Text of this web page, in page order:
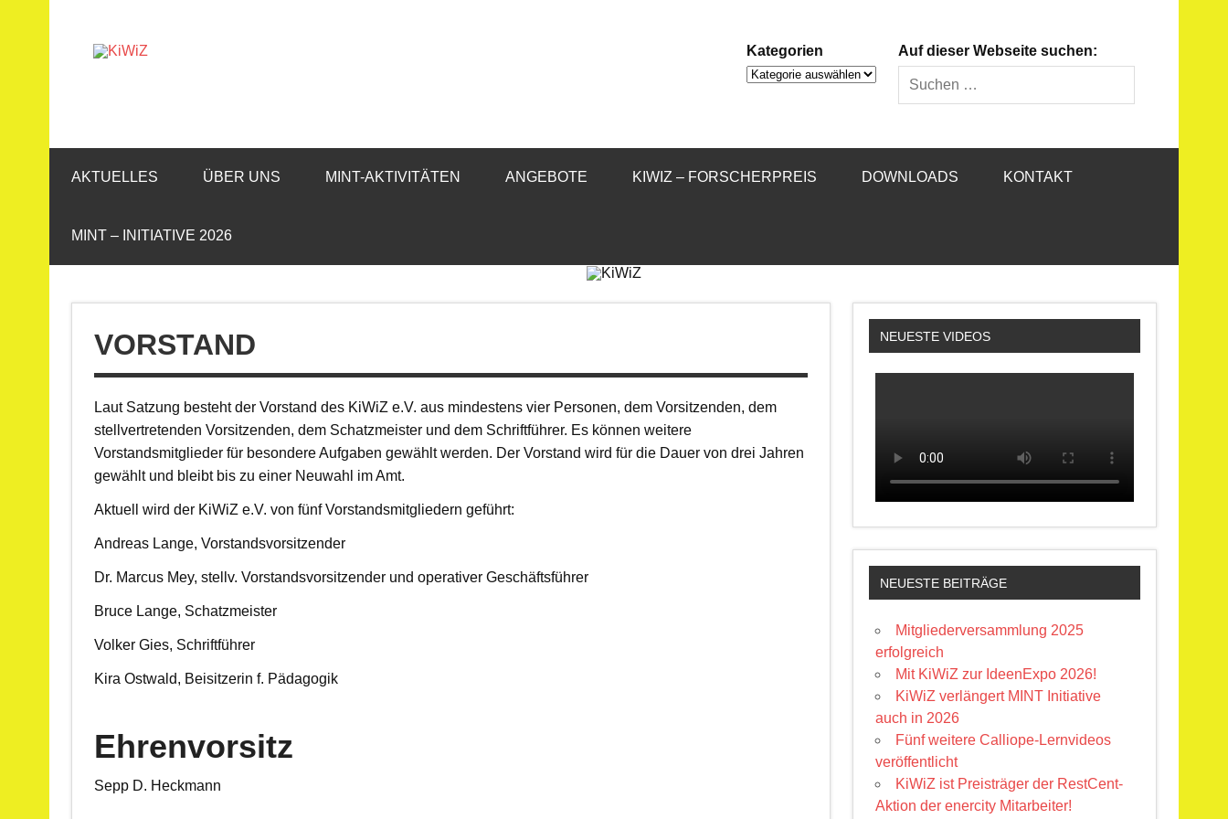
Kategorien
Kategorien
Auf dieser Webseite suchen:
AKTUELLES ÜBER UNS MINT-AKTIVITÄTEN ANGEBOTE KIWIZ – FORSCHERPREIS DOWNLOADS KONTAKT
MINT – INITIATIVE 2026
VORSTAND
Laut Satzung besteht der Vorstand des KiWiZ e.V. aus mindestens vier Personen, dem Vorsitzenden, dem
stellvertretenden Vorsitzenden, dem Schatzmeister und dem Schriftführer. Es können weitere
Vorstandsmitglieder für besondere Aufgaben gewählt werden. Der Vorstand wird für die Dauer von drei Jahren
gewählt und bleibt bis zu einer Neuwahl im Amt.
Aktuell wird der KiWiZ e.V. von fünf Vorstandsmitgliedern geführt:
Andreas Lange, Vorstandsvorsitzender
Dr. Marcus Mey, stellv. Vorstandsvorsitzender und operativer Geschäftsführer
Bruce Lange, Schatzmeister
Volker Gies, Schriftführer
Kira Ostwald, Beisitzerin f. Pädagogik
Ehrenvorsitz
Sepp D. Heckmann
NEUESTE VIDEOS
NEUESTE BEITRÄGE
Mitgliederversammlung 2025
erfolgreich
Mit KiWiZ zur IdeenExpo 2026!
KiWiZ verlängert MINT Initiative
auch in 2026
Fünf weitere Calliope-Lernvideos
veröffentlicht
KiWiZ ist Preisträger der RestCent-
Aktion der enercity Mitarbeiter!